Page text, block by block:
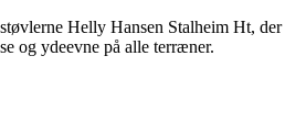
Helly Hansen Stalheim Ht, der
og ydeevne på alle terræner.